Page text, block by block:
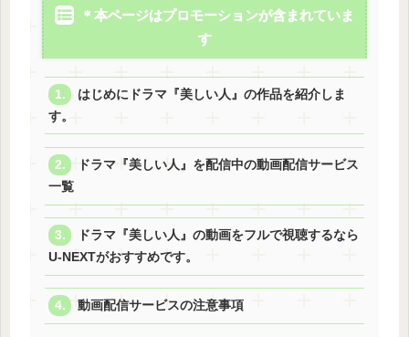
＊本ページはプロモーションが含まれていま
す
はじめにドラマ『美しい人』の作品を紹介しま
す。
ドラマ『美しい人』を配信中の動画配信サービス
一覧
ドラマ『美しい人』の動画をフルで視聴するなら
U-NEXTがおすすめです。
動画配信サービスの注意事項